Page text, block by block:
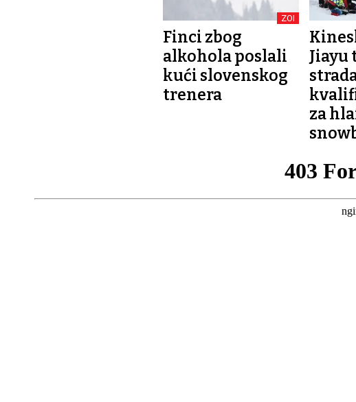
ZOI
Finci zbog
alkohola poslali
kući slovenskog
trenera
Jiayu
za